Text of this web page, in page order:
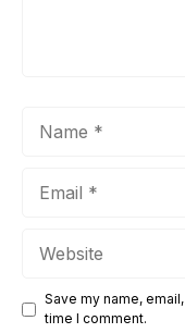
Save my name,
time I comment.